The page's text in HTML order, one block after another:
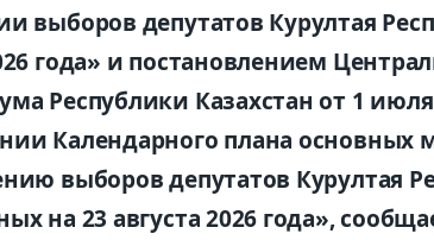
выборов депутатов Курултая
года» и постановлением
Республики Казахстан от 1
Календарного плана основных
выборов депутатов Курултая
на 23 августа 2026 года»,